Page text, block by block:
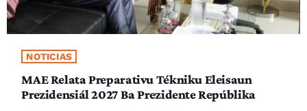
NOTICIAS
MAE Relata Preparativu Tékniku Eleisaun
Prezidensiál 2027 Ba Prezidente Repúblika